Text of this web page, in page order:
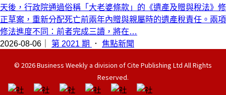
天後，行政院通過俗稱「大老婆條款」的《遺產及贈與稅法》修
正草案，重新分配死亡前兩年內贈與親屬時的遺產稅責任。兩項
修法進度不同：前者完成三讀，將在…
2026-08-06｜ 第 2021 期 ． 焦點新聞
© 2026 Business Weekly a division of Cite Publishing Ltd All Rights
Reserved.